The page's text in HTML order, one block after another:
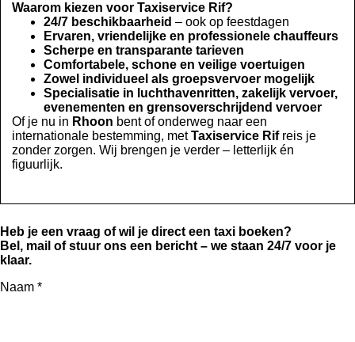
Waarom kiezen voor Taxiservice Rif?
24/7 beschikbaarheid – ook op feestdagen
Ervaren, vriendelijke en professionele chauffeurs
Scherpe en transparante tarieven
Comfortabele, schone en veilige voertuigen
Zowel individueel als groepsvervoer mogelijk
Specialisatie in luchthavenritten, zakelijk vervoer,
evenementen en grensoverschrijdend vervoer
Of je nu in Rhoon bent of onderweg naar een
internationale bestemming, metTaxiservice Rifreis je
zonder zorgen. Wij brengen je verder – letterlijk én
figuurlijk.
Heb je een vraag of wil je direct een taxi boeken?
Bel, mail of stuur ons een bericht – we staan 24/7 voor je
klaar.
Naam *